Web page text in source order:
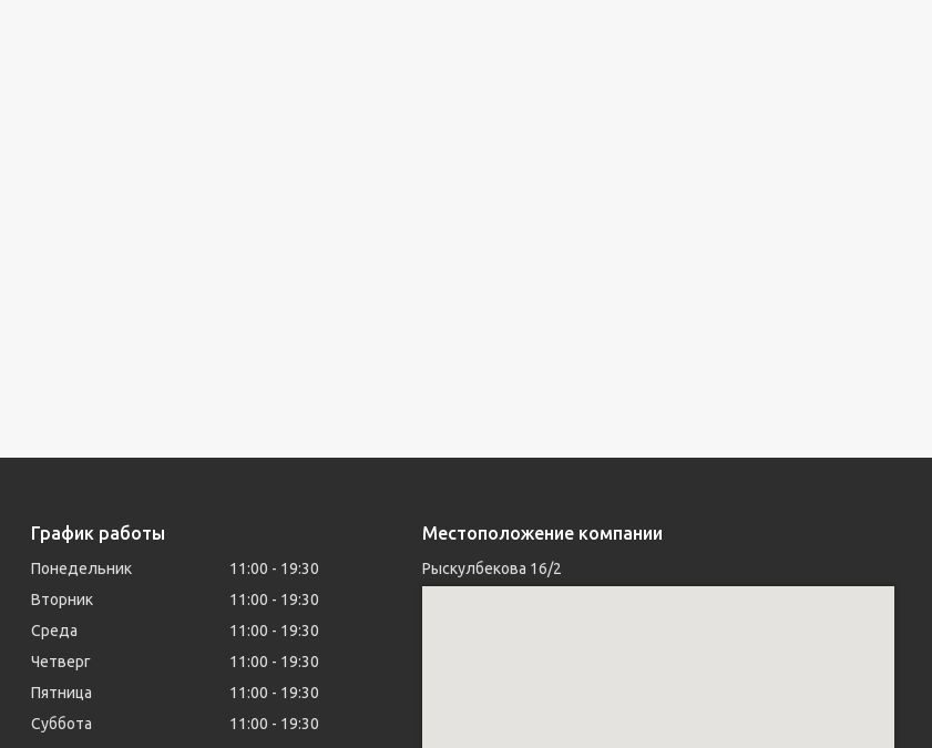
График работы
Понедельник 11:00
19:30
Вторник
11:00
19:30
Среда
11:00
19:30
Четверг
11:00
19:30
Пятница
11:00
19:30
Суббота
11:00
19:30
Местоположение компании
Рыскулбекова 16/2